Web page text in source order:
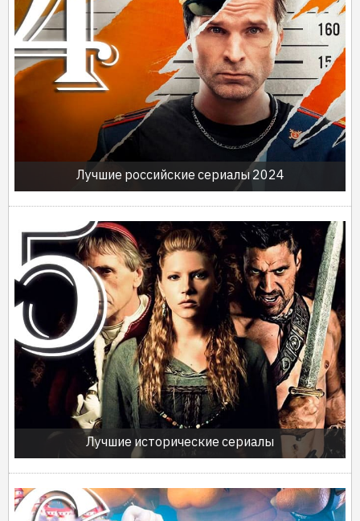
Лучшие российские сериалы 2024
Лучшие исторические сериалы